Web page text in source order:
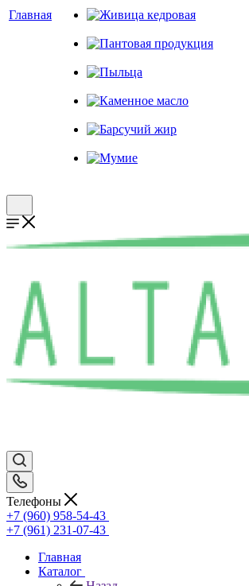
Главная
Телефоны
+7 (960) 958-54-43
+7 (961) 231-07-43
Главная
Каталог